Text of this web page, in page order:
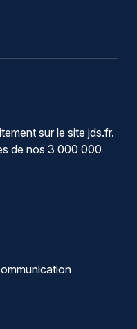
sur le site jds.fr.
de nos 3 000 000